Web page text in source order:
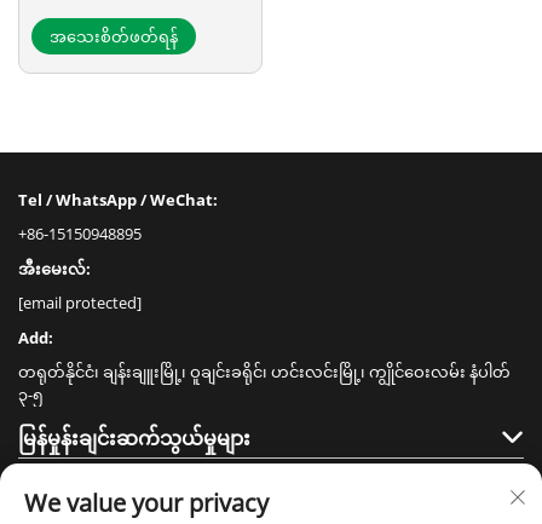
အသေးစိတ်ဖတ်ရန်
Tel / WhatsApp / WeChat:
+86-15150948895
အီးမေးလ်:
[email protected]
Add:
တရုတ်နိုင်ငံ၊ ချန်းချူးမြို့၊ ဝူချင်းခရိုင်၊ ဟင်းလင်းမြို့၊ ကျွိုင်ဝေးလမ်း နံပါတ်
၃-၅
မြန်မှုန်းချင်းဆက်သွယ်မှုများ
ထုတ်ကုန်များ
We value your privacy